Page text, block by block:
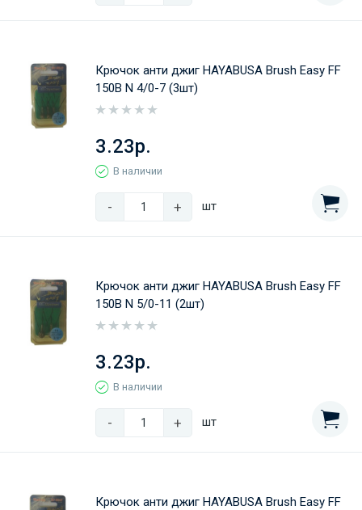
Крючок анти джиг HAYABUSA Brush Easy FF
150B N 4/0-7 (3шт)
3.23р.
В наличии
- + шт
Крючок анти джиг HAYABUSA Brush Easy FF
150B N 5/0-11 (2шт)
3.23р.
В наличии
- + шт
Крючок анти джиг HAYABUSA Brush Easy FF